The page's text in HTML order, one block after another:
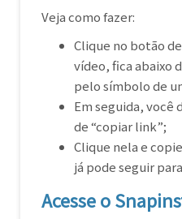
Veja como fazer:
Clique no botão
vídeo, fica abaixo
pelo símbolo de
Em seguida, você
de “copiar link”;
Clique nela e
já pode seguir
Acesse o